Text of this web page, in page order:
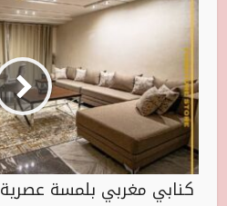
كنابي مغربي بلمسة عصرية